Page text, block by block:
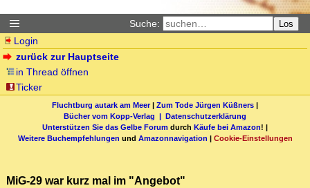
Suche: Los
Login
zurück zur Hauptseite
in Thread öffnen
Ticker
Fluchtburg autark am Meer| Zum Tode Jürgen Küßners |
Bücher vom Kopp-Verlag | Datenschutzerklärung
Unterstützen Sie das Gelbe Forum durch Käufe bei Amazon! |
Weitere Buchempfehlungen und Amazonnavigation | Cookie-Einstellungen
MiG-29 war kurz mal im "Angebot"